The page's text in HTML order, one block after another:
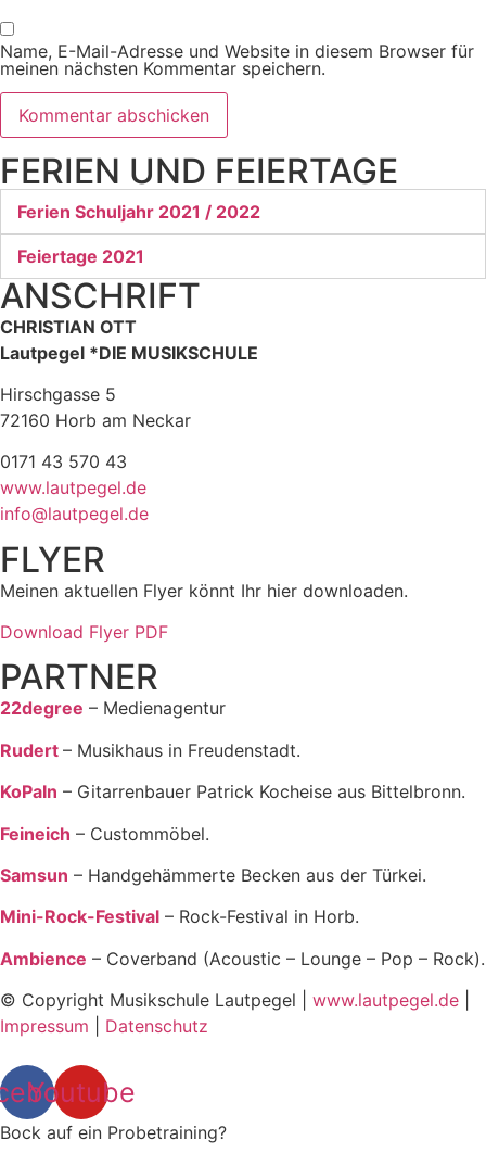
Name, E-Mail-Adresse und Website in diesem Browser für
meinen nächsten Kommentar speichern.
FERIEN UND FEIERTAGE
Ferien Schuljahr 2021 / 2022
Feiertage 2021
ANSCHRIFT
CHRISTIAN OTT
Lautpegel *DIE MUSIKSCHULE
Hirschgasse 5
72160 Horb am Neckar
0171 43 570 43
www.lautpegel.de
info@lautpegel.de
FLYER
Meinen aktuellen Flyer könnt Ihr hier downloaden.
Download Flyer PDF
PARTNER
22degree – Medienagentur
Rudert – Musikhaus in Freudenstadt.
KoPaIn – Gitarrenbauer Patrick Kocheise aus Bittelbronn.
Feineich – Custommöbel.
Samsun – Handgehämmerte Becken aus der Türkei.
Mini-Rock-Festival – Rock-Festival in Horb.
Ambience – Coverband (Acoustic – Lounge – Pop – Rock).
© Copyright Musikschule Lautpegel | www.lautpegel.de
Impressum
Datenschutz
Youtube
Bock auf ein Probetraining?